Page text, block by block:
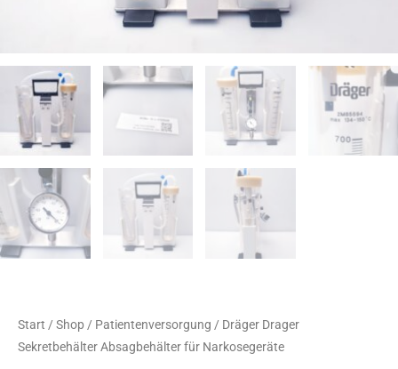
Start / Shop / Patientenversorgung / Dräger Drager
Sekretbehälter Absagbehälter für Narkosegeräte